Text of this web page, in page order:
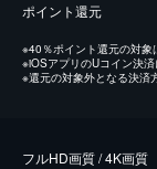
ポイント還元
※40％ポイント還元の対象
※iOSアプリのUコイン決
※還元の対象外となる決済
フルHD画質 / 4K画質